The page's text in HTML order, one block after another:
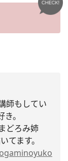
師もしてい
。
どろみ姉
てます。